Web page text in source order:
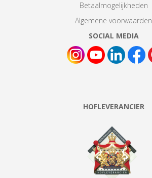
Betaalmogelijkheden
Algemene voorwaarden
SOCIAL MEDIA
HOFLEVERANCIER